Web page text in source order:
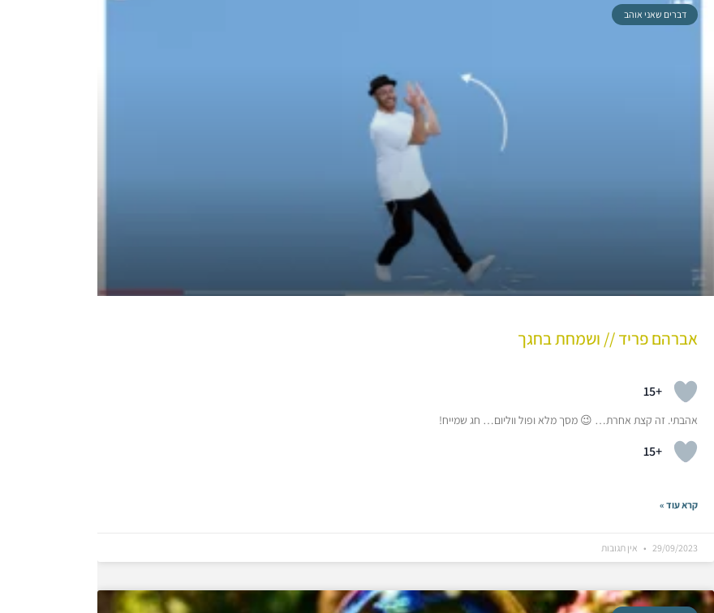
דברים שאני אוהב
אברהם פריד // ושמחת בחגך
+15
אהבתי. זה קצת אחרת… 😉 מסך מלא ופול ווליום… חג שמייח!
+15
קרא עוד »
29/09/2023 אין תגובות